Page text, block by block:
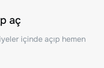
aç
içinde açıp hemen